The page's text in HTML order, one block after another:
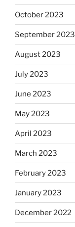
October 2023
September 2023
August 2023
July 2023
June 2023
May 2023
April 2023
March 2023
February 2023
January 2023
December 2022